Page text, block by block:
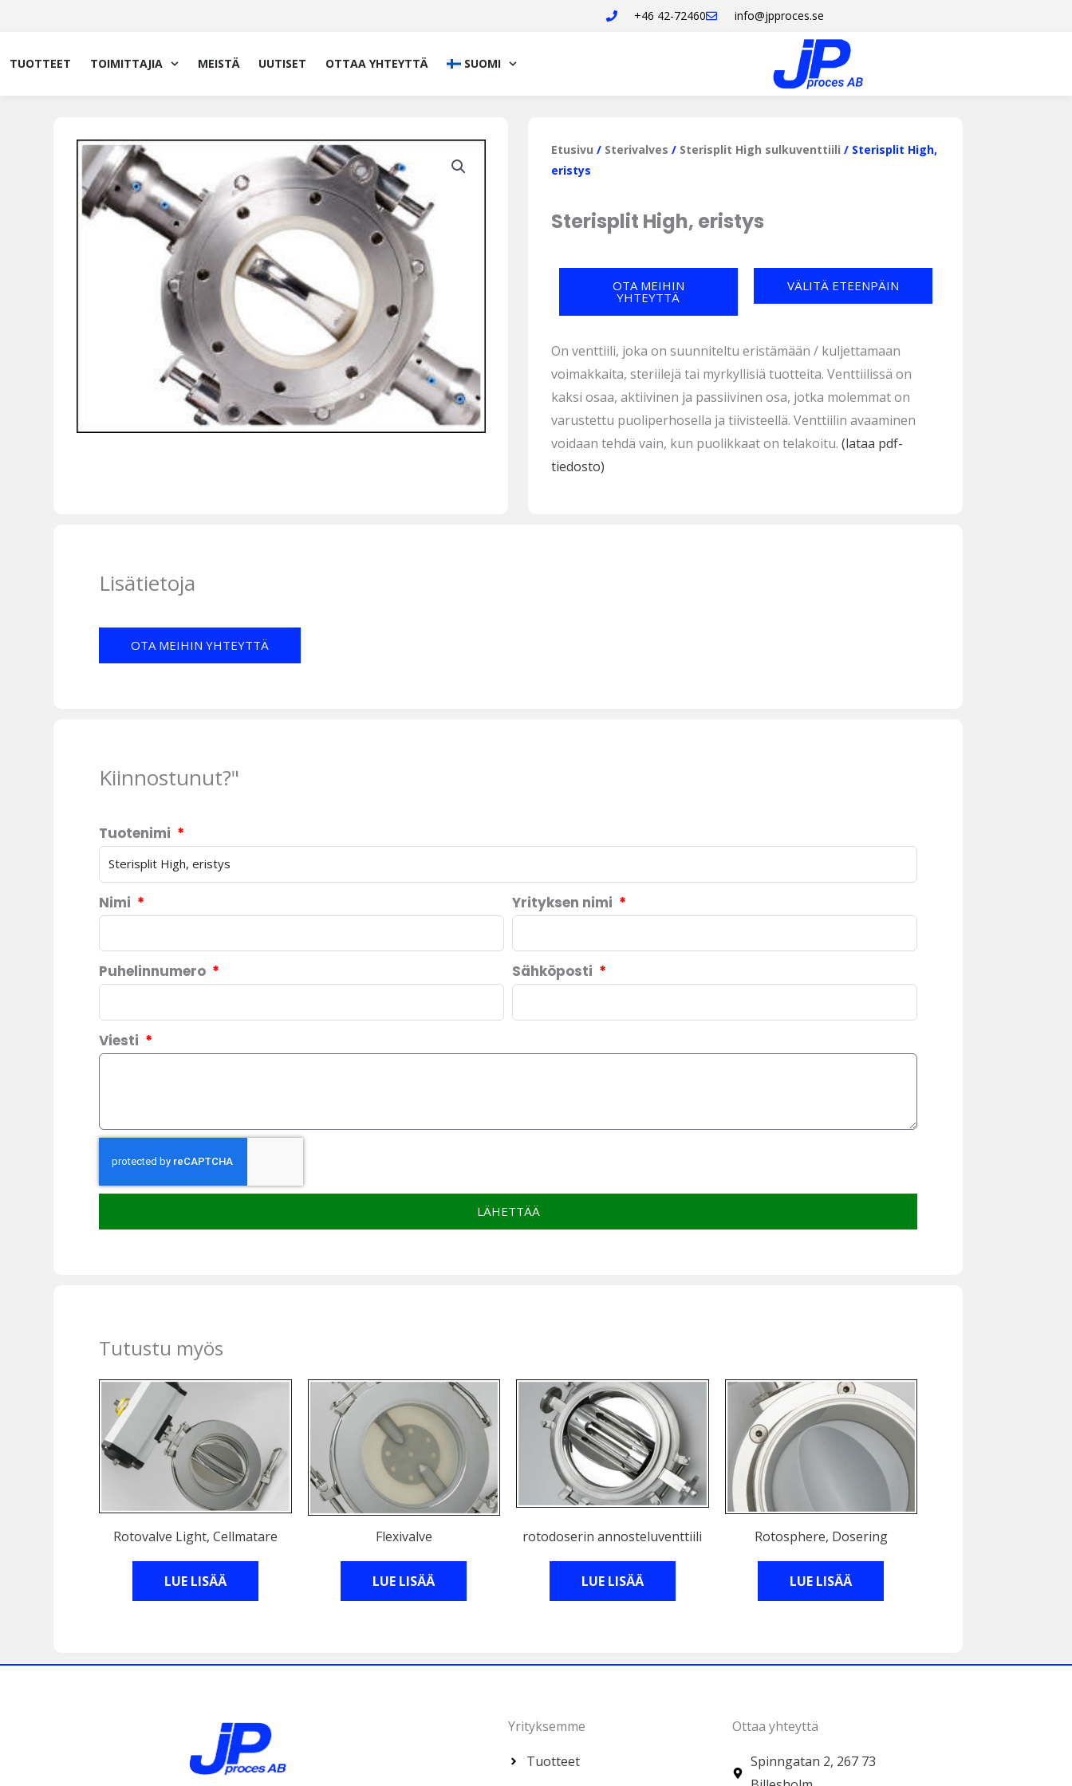
+46 42-72460 info@jpproces.se
TUOTTEET TOIMITTAJIA MEISTÄ UUTISET OTTAA YHTEYTTÄ SUOMI
Etusivu / Sterivalves / Sterisplit High sulkuventtiili / Sterisplit High,
eristys
Sterisplit High, eristys
OTA MEIHIN
YHTEYTTÄ
VÄLITÄ ETEENPÄIN
On venttiili, joka on suunniteltu eristämään / kuljettamaan
voimakkaita, steriilejä tai myrkyllisiä tuotteita. Venttiilissä on
kaksi osaa, aktiivinen ja passiivinen osa, jotka molemmat on
varustettu puoliperhosella ja tiivisteellä. Venttiilin avaaminen
voidaan tehdä vain, kun puolikkaat on telakoitu. (lataa pdf-
tiedosto)
Lisätietoja
OTA MEIHIN YHTEYTTÄ
Kiinnostunut?"
Tuotenimi
Nimi Yrityksen nimi
Puhelinnumero Sähköposti
Viesti
LÄHETTÄÄ
Tutustu myös
Rotovalve Light, Cellmatare
LUE LISÄÄ
Flexivalve
LUE LISÄÄ
rotodoserin annosteluventtiili
LUE LISÄÄ
Rotosphere, Dosering
LUE LISÄÄ
Yrityksemme
Tuotteet
Ottaa yhteyttä
Spinngatan 2, 267 73